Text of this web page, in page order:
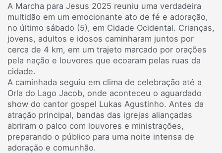
A Marcha para Jesus 2025 reuniu uma verdadeira
multidão em um emocionante ato de fé e adoração,
no último sábado (5), em Cidade Ocidental. Crianças,
jovens, adultos e idosos caminharam juntos por
cerca de 4 km, em um trajeto marcado por orações
pela nação e louvores que ecoaram pelas ruas da
cidade.
A caminhada seguiu em clima de celebração até a
Orla do Lago Jacob, onde aconteceu o aguardado
show do cantor gospel Lukas Agustinho. Antes da
atração principal, bandas das igrejas aliançadas
abriram o palco com louvores e ministrações,
preparando o público para uma noite intensa de
adoração e comunhão.